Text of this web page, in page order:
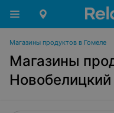
Магазины продуктов в Гомеле
Магазины